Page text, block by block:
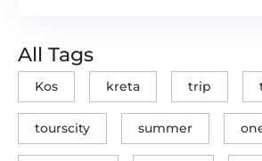
All Tags
Kos kreta trip
tourscity summer